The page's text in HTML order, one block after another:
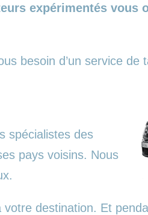
expérimentés vous
besoin d’un service
spécialistes des
pays voisins. Nous
destination. Et